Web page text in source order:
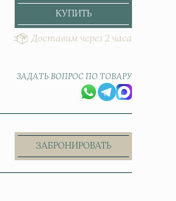
КУПИТЬ
Доставим через 2 часа
ЗАДАТЬ ВОПРОС ПО ТОВАРУ
ЗАБРОНИРОВАТЬ